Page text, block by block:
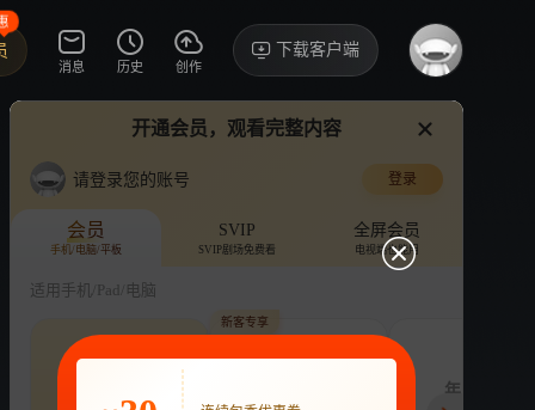
消息 历史 创作
下载客户端
讨论·272
歌手2026
综艺 竞演
159.3万分享
开通会员，观看完整内容
请登录您的账号 登录
会员
手机/电脑/平板
SVIP
SVIP剧场免费看
全屏会员
电视端也能用
适用手机/Pad/电脑
新客专享
年度会员